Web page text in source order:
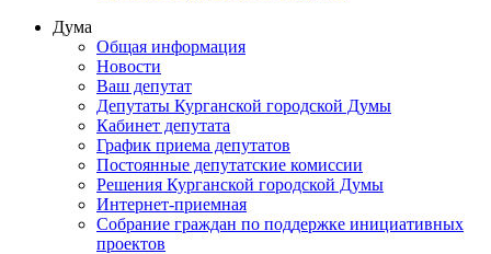
Дума
Общая информация
Новости
Ваш депутат
Депутаты Курганской городской Думы
Кабинет депутата
График приема депутатов
Постоянные депутатские комиссии
Решения Курганской городской Думы
Интернет-приемная
Собрание граждан по поддержке инициативных
проектов